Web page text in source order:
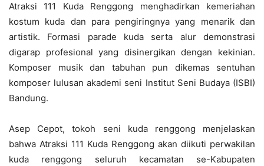
Atraksi 111 Kuda Renggong menghadirkan kemeriahan
kostum kuda dan para pengiringnya yang menarik dan
artistik. Formasi parade kuda serta alur demonstrasi
digarap profesional yang disinergikan dengan kekinian.
Komposer musik dan tabuhan pun dikemas sentuhan
komposer lulusan akademi seni Institut Seni Budaya (ISBI)
Bandung.
Asep Cepot, tokoh seni kuda renggong menjelaskan
bahwa Atraksi 111 Kuda Renggong akan diikuti perwakilan
kuda renggong seluruh kecamatan se-Kabupaten